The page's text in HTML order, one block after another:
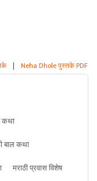
| Neha Dhole पुस्तके PDF
कथा
बाल कथा
मराठी प्रवास विशेष